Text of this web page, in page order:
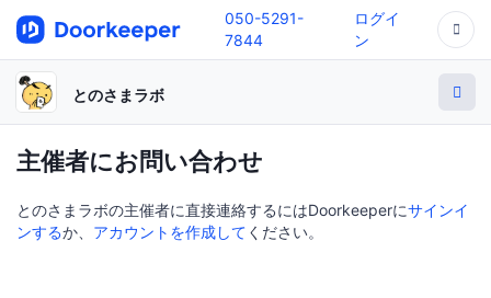
050-5291-
7844
ログイ
ン
とのさまラボ
主催者にお問い合わせ
とのさまラボの主催者に直接連絡するにはDoorkeeperにサインイ
ンするか、 アカウントを作成して ください。